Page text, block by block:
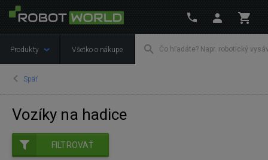
Produkty Všetko o nákupe
Späť
Vozíky na hadice
FILTROVAŤ